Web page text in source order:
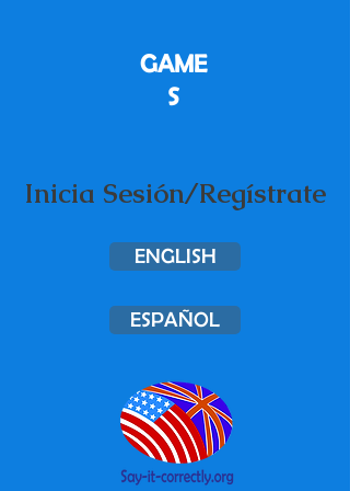
GAME
S
Inicia Sesión/Regístrate
ENGLISH
ESPAÑOL